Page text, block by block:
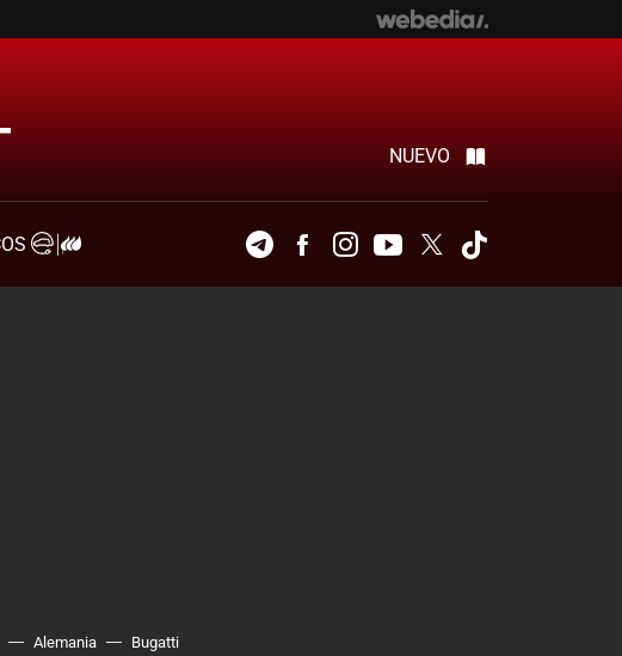
NUEVO
TelegramFacebookInstagramYoutubeTwitter
Alemania Bugatti